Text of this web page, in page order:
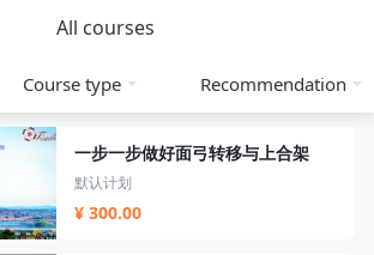
All courses
Course type Recommendation
一步一步做好面弓转移与上合架
默认计划
¥ 300.00